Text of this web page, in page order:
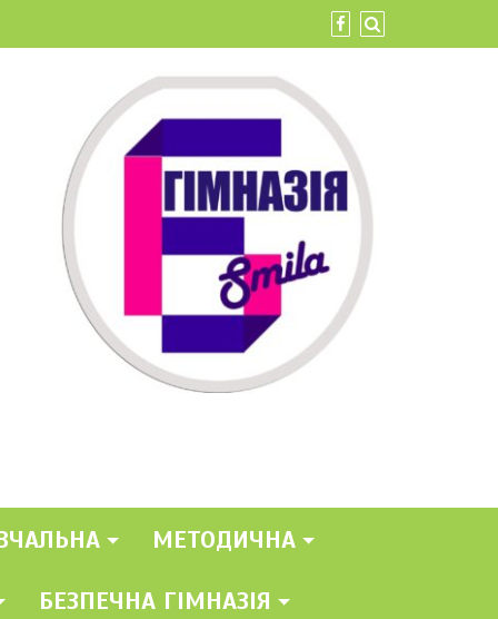
МЕТОДИЧНА
БЕЗПЕЧНА ГІМНАЗІЯ